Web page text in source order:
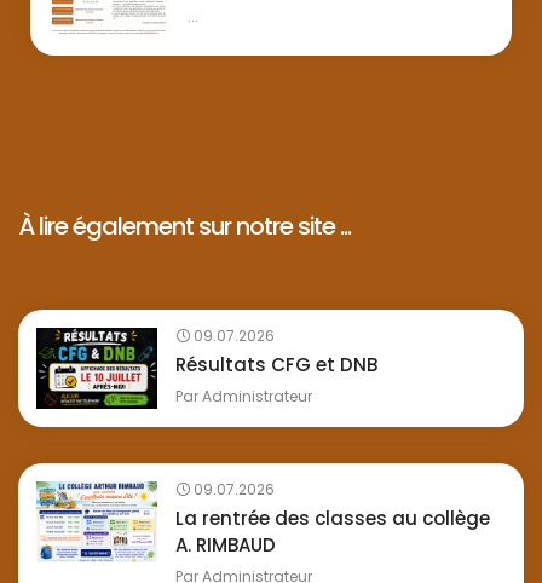
...
À lire également sur notre site ...
09.07.2026
Résultats CFG et DNB
ParAdministrateur
09.07.2026
La rentrée des classes au collège
A. RIMBAUD
ParAdministrateur